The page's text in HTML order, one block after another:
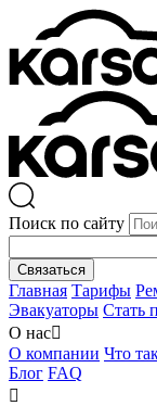
Поиск по сайту
Связаться
Главная Тарифы
Эвакуаторы Стать
О нас
О компании Что
Блог FAQ
